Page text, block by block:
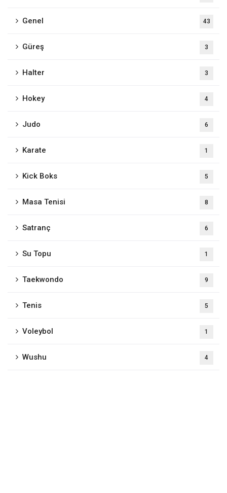
Genel 43
Güreş 3
Halter 3
Hokey 4
Judo 6
Karate 1
Kick Boks 5
Masa Tenisi 8
Satranç 6
Su Topu 1
Taekwondo 9
Tenis 5
Voleybol 1
Wushu 4